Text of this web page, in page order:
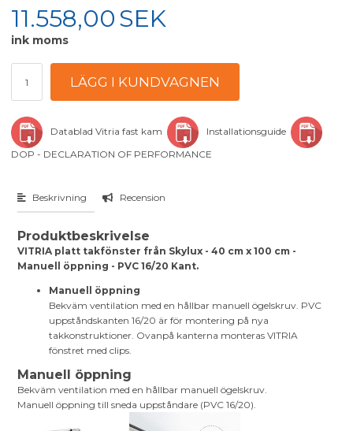
11.558,00SEK
ink moms
Datablad Vitria fast kam
Installationsguide
DOP - DECLARATION OF PERFORMANCE
Beskrivning Recension
Produktbeskrivelse
VITRIA platt takfönster från Skylux - 40 cm x 100 cm -
Manuell öppning - PVC 16/20 Kant.
Manuell öppning
Bekväm ventilation med en hållbar manuell ögelskruv. PVC
uppståndskanten 16/20 är för montering på nya
takkonstruktioner. Ovanpå kanterna monteras VITRIA
fönstret med clips.
Manuell öppning
Bekväm ventilation med en hållbar manuell ögelskruv.
Manuell öppning till sneda uppståndare (PVC 16/20).